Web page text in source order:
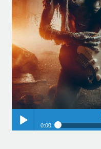
0:00